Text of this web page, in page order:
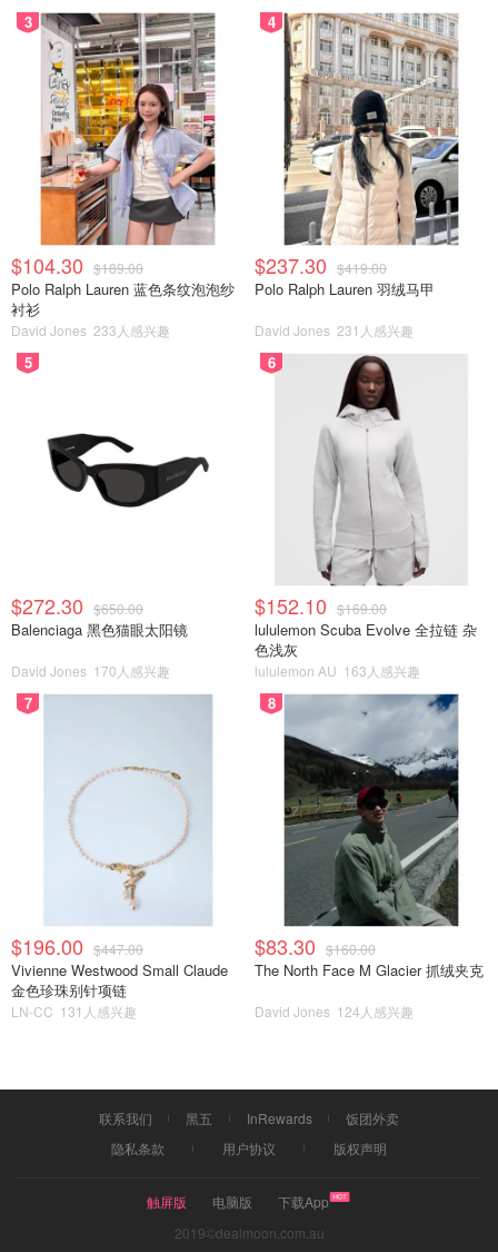
3
$104.30 $189.00
Polo Ralph Lauren 蓝色条纹泡泡纱
衬衫
David Jones 233人感兴趣
4
$237.30 $419.00
Polo Ralph Lauren 羽绒马甲
David Jones 231人感兴趣
5
$272.30 $650.00
Balenciaga 黑色猫眼太阳镜
David Jones 170人感兴趣
6
$152.10 $169.00
lululemon Scuba Evolve 全拉链 杂
色浅灰
lululemon AU 163人感兴趣
7
$196.00 $447.00
Vivienne Westwood Small Claude
金色珍珠别针项链
LN-CC 131人感兴趣
8
$83.30 $160.00
The North Face M Glacier 抓绒夹克
David Jones 124人感兴趣
联系我们 黑五 InRewards
饭团外卖
隐私条款
用户协议 版权声明
触屏版 电脑版
下载App
2019©dealmoon.com.au